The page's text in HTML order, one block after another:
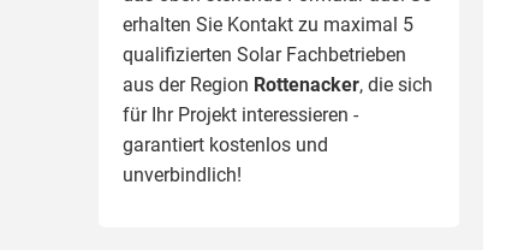
erhalten Sie Kontakt zu maximal 5
qualifizierten Solar Fachbetrieben
aus der Region Rottenacker, die sich
für Ihr Projekt interessieren -
garantiert kostenlos und
unverbindlich!